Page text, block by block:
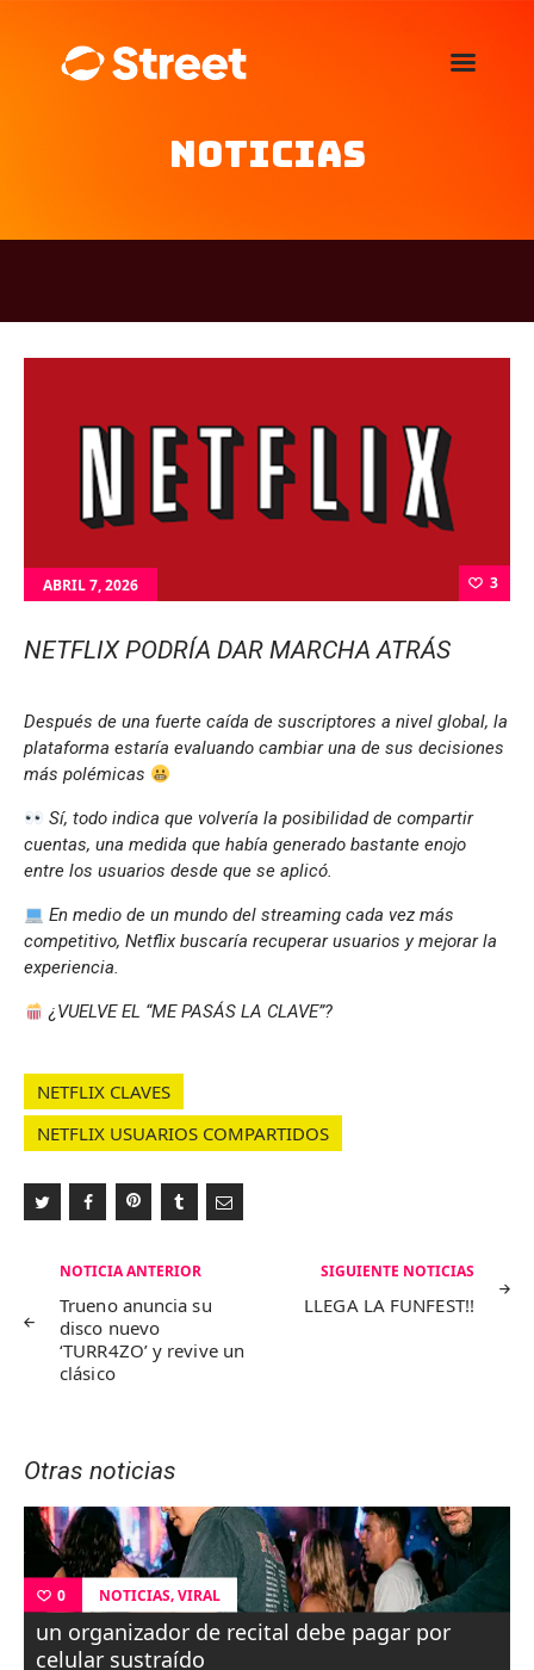
Noticias
La Street FM 101.5
Noticias
Publicitá
Familia de auspiciantes
ABRIL 7, 2026 3
NETFLIX PODRÍA DAR MARCHA ATRÁS
Después de una fuerte caída de suscriptores a nivel global, la
plataforma estaría evaluando cambiar una de sus decisiones
más polémicas
Sí, todo indica que volvería la posibilidad de compartir
cuentas, una medida que había generado bastante enojo
entre los usuarios desde que se aplicó.
En medio de un mundo del streaming cada vez más
competitivo, Netflix buscaría recuperar usuarios y mejorar la
experiencia.
¿VUELVE EL “ME PASÁS LA CLAVE”?
NETFLIX CLAVES
NETFLIX USUARIOS COMPARTIDOS
Navegación
de
entradas
NOTICIA ANTERIOR
Trueno anuncia su
disco nuevo
‘TURR4ZO’ y revive un
clásico
SIGUIENTE NOTICIAS
LLEGA LA FUNFEST!!
Otras noticias
0 NOTICIAS,VIRAL
un organizador de recital debe pagar por
celular sustraído